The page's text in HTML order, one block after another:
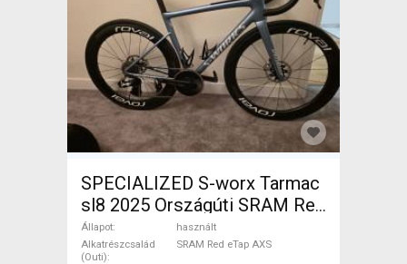
SPECIALIZED S-worx Tarmac
sl8 2025 Országúti SRAM Red
eTap AXS tárcsafék használt
ELADÓ
Állapot
használt
Alkatrészcsalád
(Outi)
SRAM Red eTap AXS